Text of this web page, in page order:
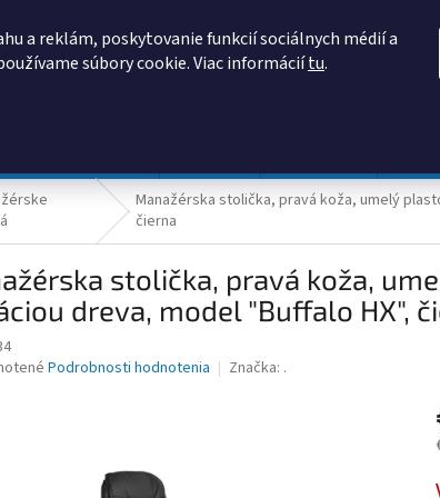
a reklám, poskytovanie funkcií sociálnych médií a
súbory cookie. Viac informáciítu.
Manažérska stolička, pravá koža, umelý
čierna
stolička, pravá koža,
dreva, model "Buffalo HX",
Podrobnosti hodnotenia Značka: .